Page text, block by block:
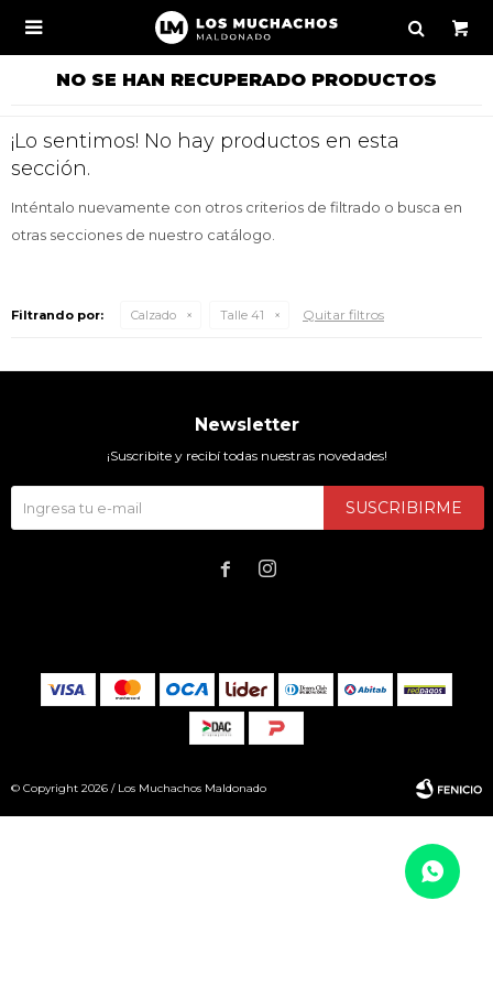

NO SE HAN RECUPERADO PRODUCTOS
¡Lo sentimos! No hay productos en esta
sección.
Inténtalo nuevamente con otros criterios de filtrado o busca en
otras secciones de nuestro catálogo.
Filtrando por: Calzado Talle 41 Quitar filtros
Newsletter
¡Suscribite y recibí todas nuestras novedades!
SUSCRIBIRME
 
© Copyright 2026 / Los Muchachos Maldonado